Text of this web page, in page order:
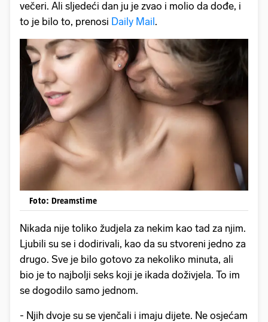
večeri. Ali sljedeći dan ju je zvao i molio da dođe, i
to je bilo to, prenosi Daily Mail.
Foto: Dreamstime
Nikada nije toliko žudjela za nekim kao tad za njim.
Ljubili su se i dodirivali, kao da su stvoreni jedno za
drugo. Sve je bilo gotovo za nekoliko minuta, ali
bio je to najbolji seks koji je ikada doživjela. To im
se dogodilo samo jednom.
- Njih dvoje su se vjenčali i imaju dijete. Ne osjećam